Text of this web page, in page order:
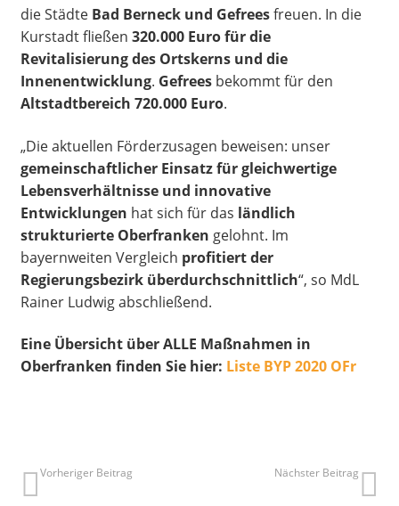
die Städte Bad Berneck und Gefreesfreuen. In die
Kurstadt fließen 320.000 Euro für die
Revitalisierung des Ortskerns und die
Innenentwicklung. Gefreesbekommt für den
Altstadtbereich 720.000 Euro.
„Die aktuellen Förderzusagen beweisen: unser
gemeinschaftlicher Einsatz für gleichwertige
Lebensverhältnisse und innovative
Entwicklungen hat sich für das ländlich
strukturierte Oberfranken gelohnt. Im
bayernweiten Vergleich profitiert der
Regierungsbezirk überdurchschnittlich“, so MdL
Rainer Ludwig abschließend.
Eine Übersicht über ALLE Maßnahmen in
Oberfranken finden Sie hier: Liste BYP 2020 OFr
Vorheriger Beitrag Nächster Beitrag